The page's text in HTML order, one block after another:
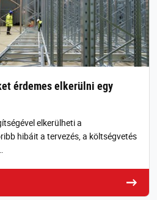
érdemes elkerülni egy
elkerülheti a
hibáit a tervezés, a költségvetés